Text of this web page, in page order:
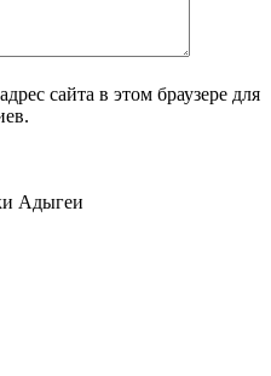
сайта в этом браузере для
Адыгеи